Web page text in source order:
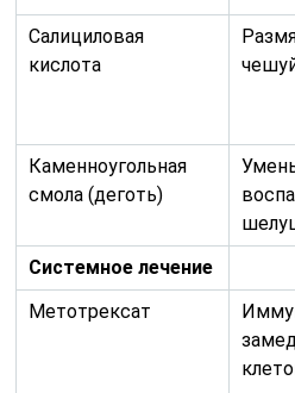
Салициловая
кислота
Каменноугольная
смола (деготь)
Системное лечение
Метотрексат